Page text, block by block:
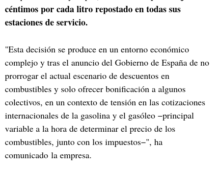
céntimos por cada litro repostado en todas sus
estaciones de servicio.
"Esta decisión se produce en un entorno económico
complejo y tras el anuncio del Gobierno de España de no
prorrogar el actual escenario de descuentos en
combustibles y solo ofrecer bonificación a algunos
colectivos, en un contexto de tensión en las cotizaciones
internacionales de la gasolina y el gasóleo −principal
variable a la hora de determinar el precio de los
combustibles, junto con los impuestos−", ha
comunicado la empresa.